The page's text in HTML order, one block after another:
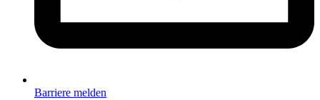
Barriere melden